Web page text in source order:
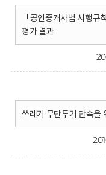
「공인중개사법 시행
평가 결과
쓰레기 무단투기 단속을